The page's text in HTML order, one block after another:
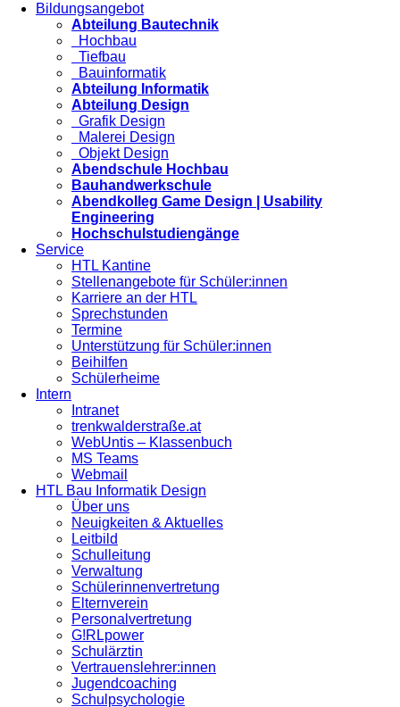
Bildungsangebot
Abteilung Bautechnik
Hochbau
Tiefbau
Bauinformatik
Abteilung Informatik
Abteilung Design
Grafik Design
Malerei Design
Objekt Design
Abendschule Hochbau
Bauhandwerkschule
Abendkolleg Game Design | Usability
Engineering
Hochschulstudiengänge
Service
HTL Kantine
Stellenangebote für Schüler:innen
Karriere an der HTL
Sprechstunden
Termine
Unterstützung für Schüler:innen
Beihilfen
Schülerheime
Intern
Intranet
trenkwalderstraße.at
WebUntis – Klassenbuch
MS Teams
Webmail
HTL Bau Informatik Design
Über uns
Neuigkeiten & Aktuelles
Leitbild
Schulleitung
Verwaltung
Schülerinnenvertretung
Elternverein
Personalvertretung
G!RLpower
Schulärztin
Vertrauenslehrer:innen
Jugendcoaching
Schulpsychologie